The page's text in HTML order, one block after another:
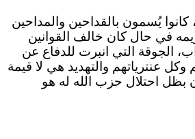
كانوا يُسمون بالقداحين والمداحين
في حال كان خالف القوانين
الجوقة التي انبرت للدفاع عن
عنترياتهم والتهديد هي لا قيمة
بظل احتلال حزب الله له هو